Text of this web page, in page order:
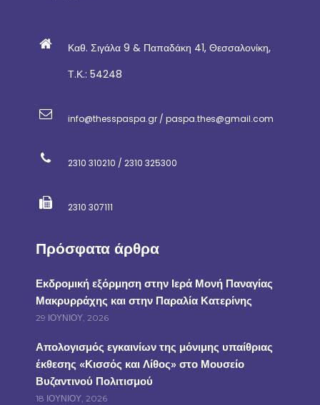
Καθ. Σιγάλα 9 & Παπαδάκη 41, Θεσσαλονίκη,
Τ.Κ.: 54248
info@thesspaspa.gr / paspa.thes@gmail.com
2310 310210 / 2310 325300
2310 307111
Πρόσφατα άρθρα
Εκδρομική εξόρμηση στην Ιερά Μονή Παναγίας
Μακρυρράχης και στην Παραλία Κατερίνης
29 ΙΟΥΝΊΟΥ, 2026
Απολογισμός εγκαινίων της μόνιμης υπαίθριας
έκθεσης «Κισσός και Λίθος» στο Μουσείο
Βυζαντινού Πολιτισμού
18 ΙΟΥΝΊΟΥ, 2026